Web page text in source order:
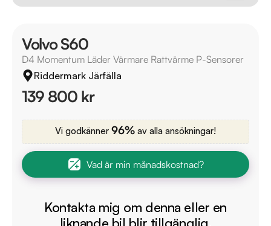
Volvo S60
D4 Momentum Läder Värmare Rattvärme P-Sensorer
Riddermark Järfälla
139 800 kr
Vi godkänner 96% av alla ansökningar!
Vad är min månadskostnad?
Kontakta mig om denna eller en
liknande bil blir tillgänglig.